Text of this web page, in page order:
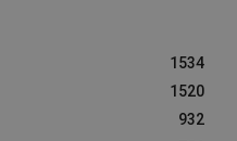
1534
1520
932